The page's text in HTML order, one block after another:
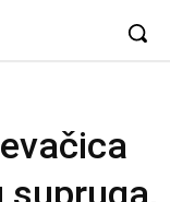
supruga,